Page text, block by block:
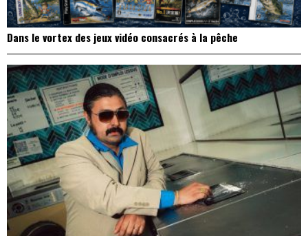
Dans le vortex des jeux vidéo consacrés à la pêche